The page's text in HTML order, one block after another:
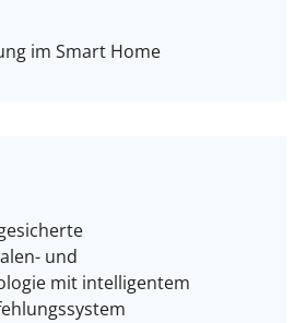
im Smart Home
und
mit intelligentem